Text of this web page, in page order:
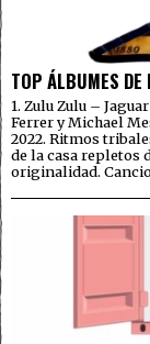
TOP ÁLBUMES
1. Zulu Zulu –
Ferrer y Michael
2022. Ritmos
de la casa repletos
originalidad.